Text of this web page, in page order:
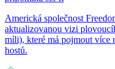
Americká společnost
aktualizovanou vizi
míli), které má pojmout více
hostů.